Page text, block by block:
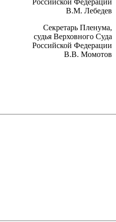
В.М. Лебедев
Секретарь Пленума,
судья Верховного Суда
Российской Федерации
В.В. Момотов